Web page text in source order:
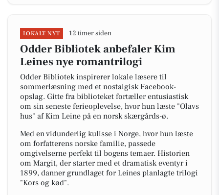
LOKALT NYT 12 timer siden
Odder Bibliotek anbefaler Kim
Leines nye romantrilogi
Odder Bibliotek inspirerer lokale læsere til
sommerlæsning med et nostalgisk Facebook-
opslag. Gitte fra biblioteket fortæller entusiastisk
om sin seneste ferieoplevelse, hvor hun læste "Olavs
hus" af Kim Leine på en norsk skærgårds-ø.
Med en vidunderlig kulisse i Norge, hvor hun læste
om forfatterens norske familie, passede
omgivelserne perfekt til bogens temaer. Historien
om Margit, der starter med et dramatisk eventyr i
1899, danner grundlaget for Leines planlagte trilogi
"Kors og kød".